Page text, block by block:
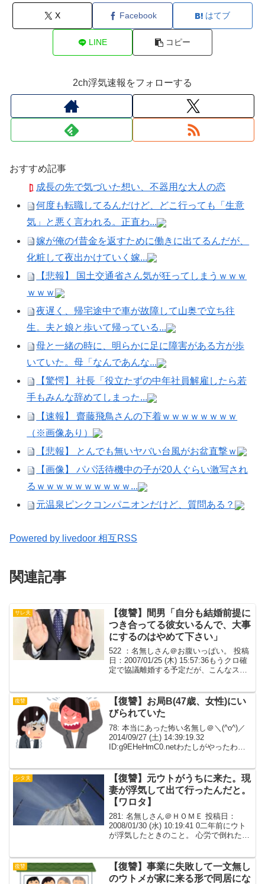
X Facebook はてブ
LINE コピー
2ch浮気速報をフォローする
おすすめ記事
成長の先で気づいた想い、不器用な大人の恋
何度も転職してるんだけど、どこ行っても「生意
気」と悪く言われる。正直わ...
嫁が俺のｲ昔金を返すために働きに出てるんだが、
化粧して夜出かけていく嫁...
【悲報】 国土交通省さん気が狂ってしまうｗｗｗ
ｗｗｗ
夜遅く、帰宅途中で車が故障して山奥で立ち往
生。夫と娘と歩いて帰っている...
母と一緒の時に、明らかに足に障害がある方が歩
いていた。母「なんであんな...
【驚愕】 社長「役立たずの中年社員解雇したら若
手もみんな辞めてしまった...
【速報】 齋藤飛鳥さんの下着ｗｗｗｗｗｗｗｗ
（※画像あり）
【悲報】 とんでも無いヤバい台風がお盆直撃ｗ
【画像】 パパ活待機中の子が20人ぐらい激写され
るｗｗｗｗｗｗｗｗｗｗ...
元温泉ピンクコンパニオンだけど、質問ある？
Powered by livedoor 相互RSS
関連記事
サレ夫
【復讐】間男「自分も結婚前提に
つき合ってる彼女いるんで、大事
にするのはやめて下さい」
522 ：名無しさん＠お腹いっぱい。 投稿
日：2007/01/25 (木) 15:57:36もうクロ確
定で協議離婚する予定だが、こんなスレ
付いてきて欲しいと言ったんだが...
復讐
【復讐】お局B(47歳、女性)にい
びられていた
78: 本当にあった怖い名無し＠＼(^o^)／
2014/09/27 (土) 14:39:19.32
ID:g9EHeHmC0.netわたしがやったわけ
い+性格お...
シタ夫
【復讐】元ウトがうちに来た。現
妻が浮気して出て行ったんだと。
【ワロタ】
281: 名無しさん＠ＨＯＭＥ 投稿日：
2008/01/30 (水) 10:19:41 0二年前にウト
が浮気したときのこと。 心労で倒れたト
かけてない！」と言い、ブチ...
復讐
【復讐】事業に失敗して一文無し
のウトメが家に来る形で同居にな